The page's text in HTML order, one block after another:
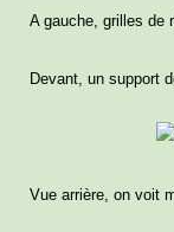
A gauche, grilles de
Devant, un support
Vue arrière, on voit